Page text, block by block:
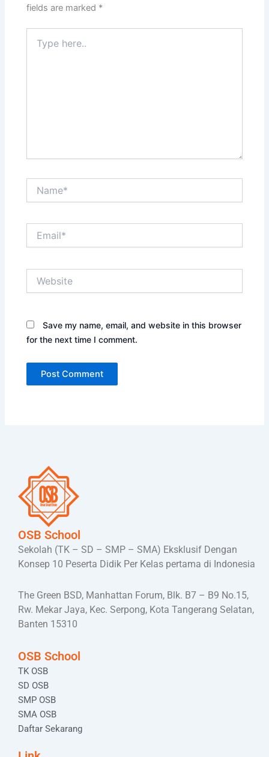
fields are marked *
here..
Save my name, email, and website in this browser
for the next time I comment.
OSB School
Sekolah (TK – SD – SMP – SMA) Eksklusif Dengan
Konsep 10 Peserta Didik Per Kelas pertama di Indonesia
The Green BSD, Manhattan Forum, Blk. B7 – B9 No.15,
Rw. Mekar Jaya, Kec. Serpong, Kota Tangerang Selatan,
Banten 15310
OSB School
TK OSB
SD OSB
SMP OSB
SMA OSB
Daftar Sekarang